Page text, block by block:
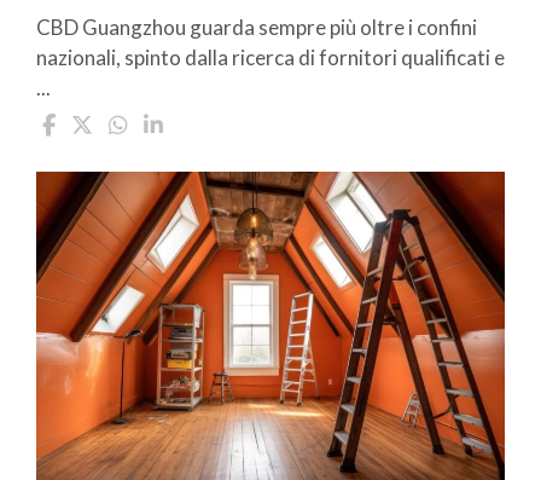
CBD Guangzhou guarda sempre più oltre i confini
nazionali, spinto dalla ricerca di fornitori qualificati e
...